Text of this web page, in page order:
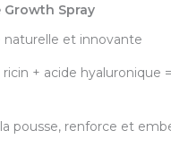
Spray
naturelle et innovante
ricin + acide hyaluronique
pousse, renforce et